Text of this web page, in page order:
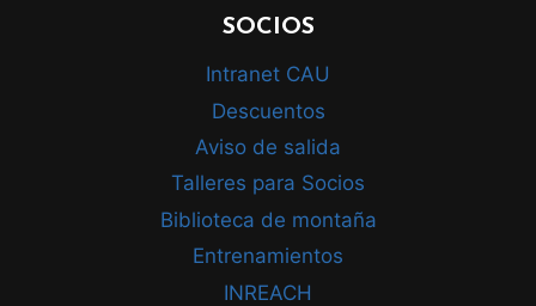
SOCIOS
Intranet CAU
Descuentos
Aviso de salida
Talleres para Socios
Biblioteca de montaña
Entrenamientos
INREACH